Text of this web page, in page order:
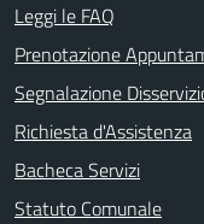
Leggi le FAQ
Prenotazione
Segnalazione
Richiesta d'Assistenza
Bacheca Servizi
Statuto Comunale